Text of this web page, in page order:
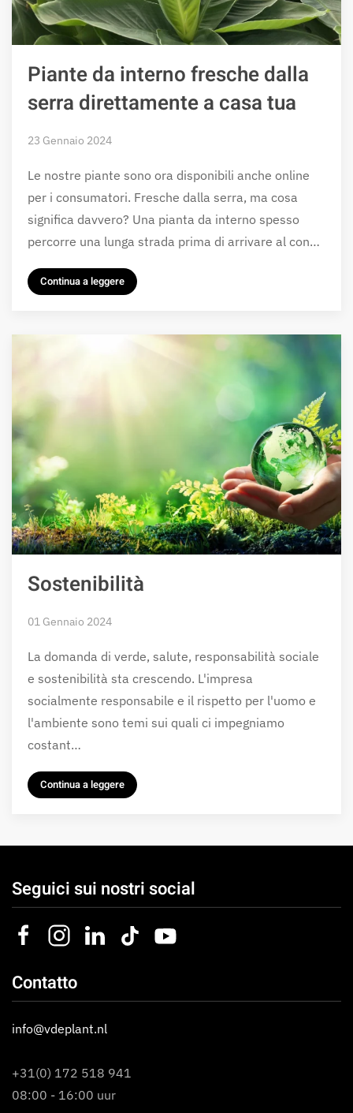
Piante da interno fresche dalla
serra direttamente a casa tua
23 Gennaio 2024
Le nostre piante sono ora disponibili anche online
per i consumatori. Fresche dalla serra, ma cosa
significa davvero? Una pianta da interno spesso
percorre una lunga strada prima di arrivare al con…
Continua a leggere
Sostenibilità
01 Gennaio 2024
La domanda di verde, salute, responsabilità sociale
e sostenibilità sta crescendo. L'impresa
socialmente responsabile e il rispetto per l'uomo e
l'ambiente sono temi sui quali ci impegniamo
costant…
Continua a leggere
Seguici sui nostri social
Contatto
info@vdeplant.nl
+31(0) 172 518 941
08:00 - 16:00 uur